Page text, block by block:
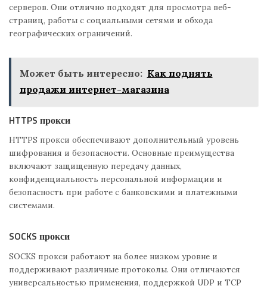
серверов. Они отлично подходят для просмотра веб-
страниц, работы с социальными сетями и обхода
географических ограничений.
Может быть интересно: Как поднять
продажи интернет-магазина
HTTPS прокси
HTTPS прокси обеспечивают дополнительный уровень
шифрования и безопасности. Основные преимущества
включают защищенную передачу данных,
конфиденциальность персональной информации и
безопасность при работе с банковскими и платежными
системами.
SOCKS прокси
SOCKS прокси работают на более низком уровне и
поддерживают различные протоколы. Они отличаются
универсальностью применения, поддержкой UDP и TCP